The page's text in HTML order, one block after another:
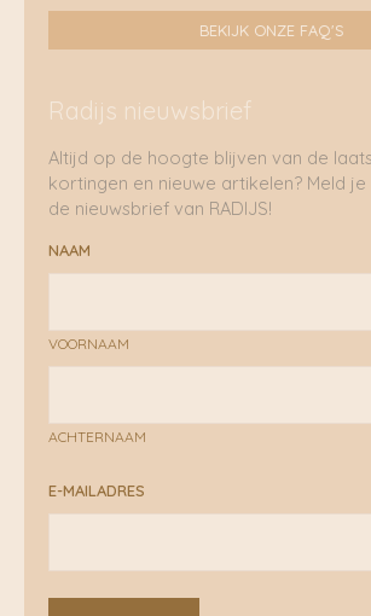
BEKIJK ONZE FAQ'S
Radijs nieuwsbrief
Altijd op de hoogte blijven van de
kortingen en nieuwe artikelen? Meld
de nieuwsbrief van RADIJS!
NAAM
VOORNAAM
ACHTERNAAM
E-MAILADRES